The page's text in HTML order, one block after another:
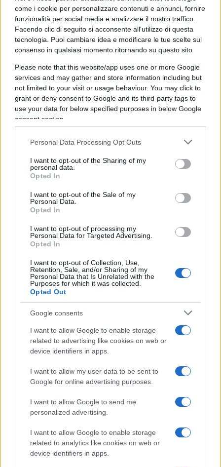
come i cookie per personalizzare contenuti e annunci, fornire
funzionalità per social media e analizzare il nostro traffico.
Facendo clic di seguito si acconsente all'utilizzo di questa
tecnologia. Puoi cambiare idea e modificare le tue scelte sul
consenso in qualsiasi momento ritornando su questo sito
Please note that this website/app uses one or more Google
services and may gather and store information including but
not limited to your visit or usage behaviour. You may click to
grant or deny consent to Google and its third-party tags to
use your data for below specified purposes in below Google
consent section.
Personal Data Processing Opt Outs
I want to opt-out of the Sharing of my
personal data.
Opted In
I want to opt-out of the Sale of my
Personal Data.
Opted In
I want to opt-out of processing my
Personal Data for Targeted Advertising.
Opted In
I want to opt-out of Collection, Use,
Retention, Sale, and/or Sharing of my
Personal Data that Is Unrelated with the
Purposes for which it was collected.
Opted Out
Google consents
I want to allow Google to enable storage
related to advertising like cookies on web or
device identifiers in apps.
I want to allow my user data to be sent to
Google for online advertising purposes.
I want to allow Google to send me
personalized advertising.
I want to allow Google to enable storage
related to analytics like cookies on web or
device identifiers in apps.
perché – è bene ricordarlo – si hanno più
possibilità di essere in prossimità di un campo
rom se si vive in periferia, che non se si vive a
Roma centro.
Il secondo approccio (che naturalmente deve
evitare di accendere altri fuochi, deve trovare le
parole giuste, senza dimenticare mai la bussola
dell’umanità)è riconoscere la realtà, aprire gli
occhi, e operare per correggerla.
I campi rom
vanno chiusi
. È un errore pensare di integrare
comunità (che nemmeno lo vogliono) anziché
dedicarci, com’è giusto, a tentare di integrare gli
individui e le famiglie. Si esaminino i singoli casi:
se si tratta di cittadini italiani, facciano come gli
mettendosi in graduatoria per una casa. Se si
tratta di stranieri, si verifichi se sono regolari o
irregolari.
Si torni (anzi: in Italia, si arrivi) a concetti
elementari minimi: esistono le persone e le leggi.
E tutti siamo chiamate a rispettarle, senza che una
certa appartenenza (sociale o di comunità) ci porti
in una “dimensione giuridica” diversa e separata.
È un cammino lungo, ma è l’unico che possa
funzionare, a mio avviso.
Daniele Capezzone, 15 aprile 2019
#CAMPI ROM